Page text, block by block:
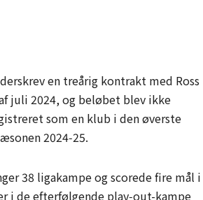
en treårig kontrakt med Ross
juli 2024, og beløbet blev ikke
som en klub i den øverste
2024‑25.
38 ligakampe og scorede fire mål i
i de efterfølgende play‑out-kampe